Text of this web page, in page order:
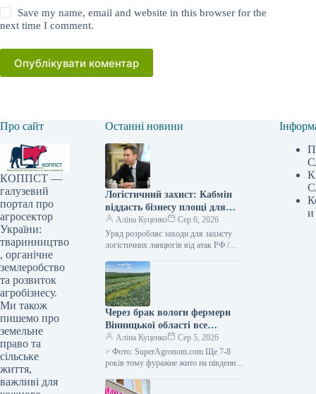
Save my name, email and website in this browser for the
next time I comment.
Опублікувати коментар
Про сайт
КОППСТ —
галузевий
портал про
агросектор
України:
тваринництво
, органічне
землеробство
та розвиток
агробізнесу.
Ми також
пишемо про
земельне
право та
сільське
життя,
важливі для
Останні новини
Логістичний захист: Кабмін
віддасть бізнесу площі для
зберігання
Аліна Куценко
Сер 6, 2026
Уряд розробляє заходи для захисту
логістичних ланцюгів від атак РФ /
Сергій Корецький провів екстрену
зустріч з…
Через брак вологи фермери
Вінницької області все
частіше надають перевагу
силосному житу —
SuperAgronom.com
Аліна Куценко
Сер 5, 2026
> Фото: SuperAgronom.com Ще 7-8
років тому фуражне жито на південних
нечасто, оскільки сільгоспвиробники
и